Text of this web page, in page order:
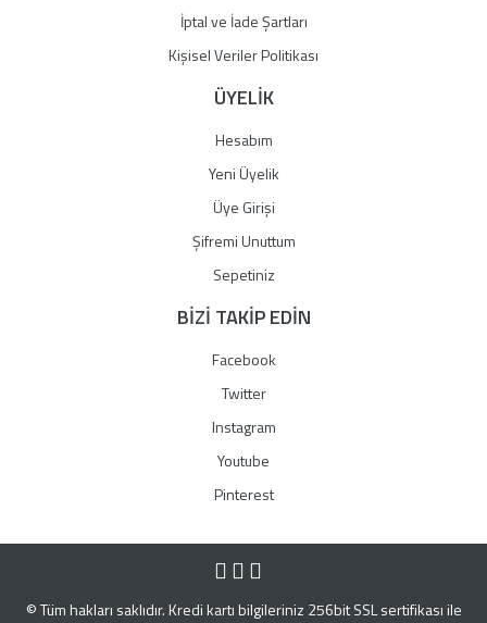
İptal ve İade Şartları
Kişisel Veriler Politikası
ÜYELİK
Hesabım
Yeni Üyelik
Üye Girişi
Şifremi Unuttum
Sepetiniz
BİZİ TAKİP EDİN
Facebook
Twitter
Instagram
Youtube
Pinterest
© Tüm hakları saklıdır. Kredi kartı bilgileriniz 256bit SSL sertifikası ile